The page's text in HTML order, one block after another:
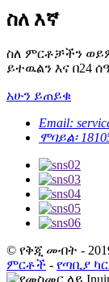
ስለ እኛ
ስለ ምርቶቻችን
ይተዉልን እና በ24
አሁን ይጠይቁ
Email:
ሞባይል፡
© የቅጂ መብት -
ምርቶች - የጣቢያ